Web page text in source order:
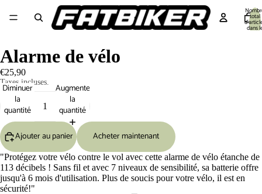
total
dans
Alarme de vélo
€25,90
Taxes incluses.
Diminuer
la
quantité
Augmenter
la
quantité
Ajouter au panier
Acheter maintenant
"Protégez votre vélo contre le vol avec cette alarme de vélo étanche de
113 décibels ! Sans fil et avec 7 niveaux de sensibilité, sa batterie offre
jusqu'à 6 mois d'utilisation. Plus de soucis pour votre vélo, il est en
sécurité!"